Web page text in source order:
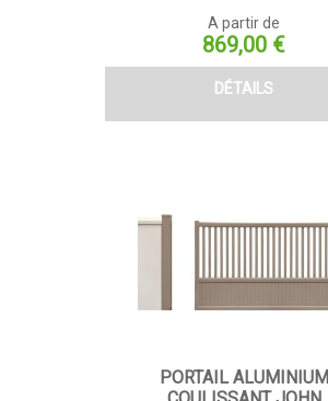
A partir de
Prix
869,00 €
DÉTAILS
PORTAIL ALUMINIUM